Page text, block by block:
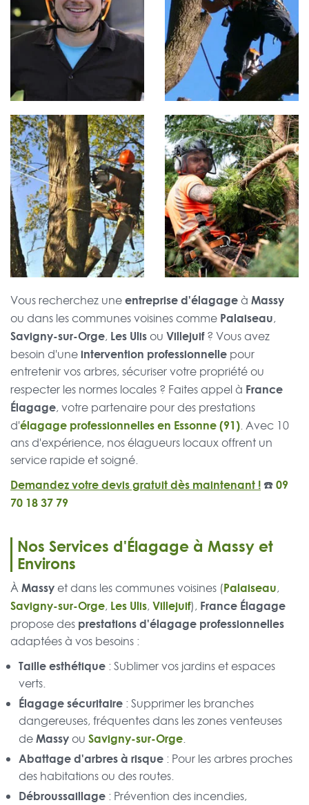
Vous recherchez uneentreprise d'élagageà Massy
ou dans les communes voisines comme Palaiseau,
Savigny-sur-Orge, Les Ulisou Villejuif? Vous avez
besoin d'uneintervention professionnelle pour
entretenir vos arbres, sécuriser votre propriété ou
respecter les normes locales ? Faites appel à France
Élagage, votre partenaire pour des prestations
d'élagage professionnelles en Essonne (91). Avec 10
ans d'expérience, nos élagueurs locaux offrent un
service rapide et soigné.
Demandez votre devis gratuit dès maintenant ! ☎️09
70 18 37 79
Nos Services d'Élagage à Massy et
Environs
ÀMassy et dans les communes voisines (Palaiseau,
Savigny-sur-Orge, Les Ulis, Villejuif), France Élagage
propose des prestations d'élagage professionnelles
adaptées à vos besoins :
Taille esthétique : Sublimer vos jardins et espaces
verts.
Élagage sécuritaire : Supprimer les branches
dangereuses, fréquentes dans les zones venteuses
deMassyou Savigny-sur-Orge.
Abattage d'arbres à risque : Pour les arbres proches
des habitations ou des routes.
Débroussaillage : Prévention des incendies,